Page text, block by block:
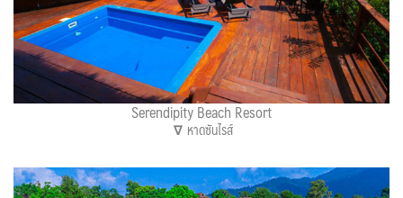
Serendipity Beach Resort
∇หาดซันไรส์